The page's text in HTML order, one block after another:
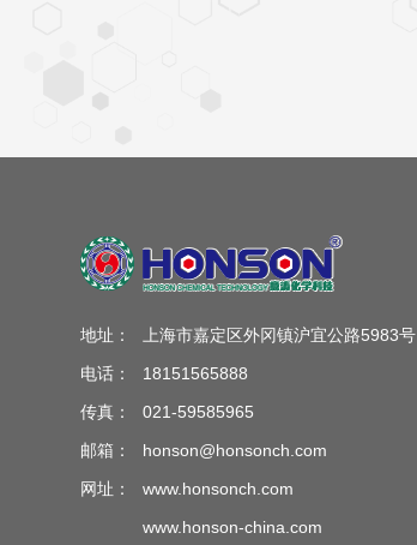
地址：
上海市嘉定区外冈镇沪宜公路5983号
电话：
18151565888
传真：
021-59585965
邮箱：
honson@honsonch.com
网址：
www.honsonch.com
www.honson-china.com